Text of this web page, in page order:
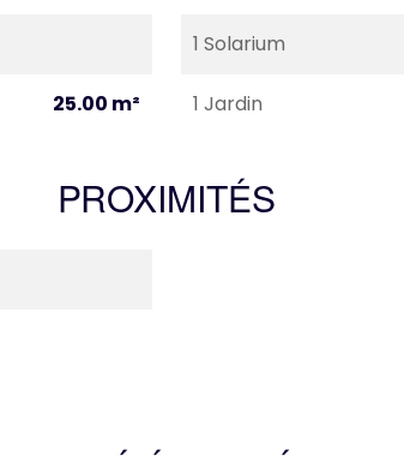
1 Solarium
25.00 m² 1 Jardin
PROXIMITÉS